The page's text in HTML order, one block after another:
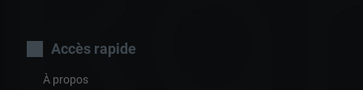
Accès rapide
À propos